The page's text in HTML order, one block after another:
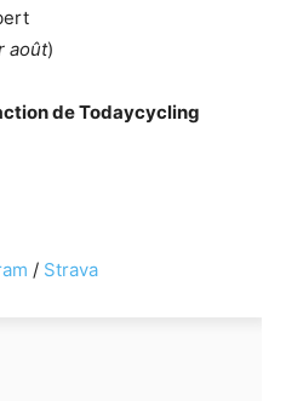
août)
de Todaycycling
/ Strava